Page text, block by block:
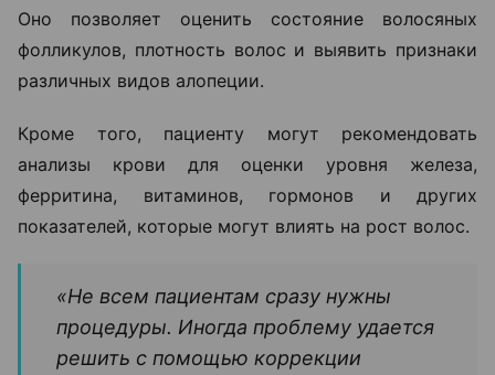
Оно позволяет оценить состояние волосяных
фолликулов, плотность волос и выявить признаки
различных видов алопеции.
Кроме того, пациенту могут рекомендовать
анализы крови для оценки уровня железа,
ферритина, витаминов, гормонов и других
показателей, которые могут влиять на рост волос.
«Не всем пациентам сразу нужны
процедуры. Иногда проблему удается
решить с помощью коррекции